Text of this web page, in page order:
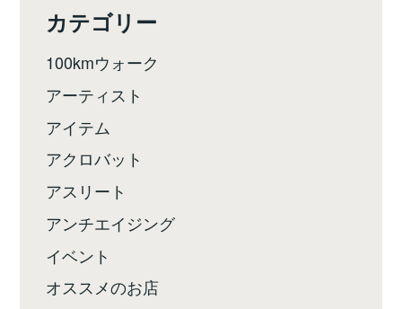
カテゴリー
100kmウォーク
アーティスト
アイテム
アクロバット
アスリート
アンチエイジング
イベント
オススメのお店